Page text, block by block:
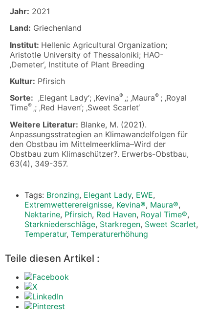
Jahr: 2021
Land: Griechenland
Institut: Hellenic Agricultural Organization;
Aristotle University of Thessaloniki; HAO-
‚Demeter‘, Institute of Plant Breeding
Kultur: Pfirsich
Sorte: ‚Elegant Lady‘; ‚Kevina® ‚; ‚Maura® ; ‚Royal
Time® ‚; ‚Red Haven‘; ‚Sweet Scarlet‘
Weitere Literatur: Blanke, M. (2021).
Anpassungsstrategien an Klimawandelfolgen für
den Obstbau im Mittelmeerklima–Wird der
Obstbau zum Klimaschützer?. Erwerbs-Obstbau,
63(4), 349-357.
Tags: Bronzing, Elegant Lady, EWE,
Extremwetterereignisse, Kevina®, Maura®,
Nektarine, Pfirsich, Red Haven, Royal Time®,
Starkniederschläge, Starkregen, Sweet Scarlet,
Temperatur, Temperaturerhöhung
Teile diesen Artikel :